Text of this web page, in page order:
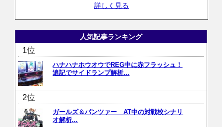
詳しく見る
人気記事ランキング
位
ハナハナホウオウでREG中に赤フラッシュ！
追記でサイドランプ解析...
位
ガールズ＆パンツァー AT中の対戦校シナリ
オ解析...